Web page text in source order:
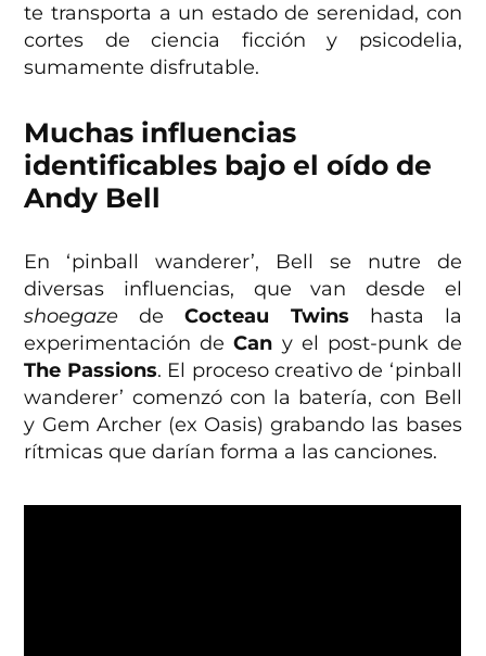
te transporta a un estado de serenidad, con
cortes de ciencia ficción y psicodelia,
sumamente disfrutable.
Muchas influencias
identificables bajo el oído de
Andy Bell
En ‘pinball wanderer’, Bell se nutre de
diversas influencias, que van desde el
shoegaze deCocteau Twins hasta la
experimentación deCan y el post-punk de
The Passions. El proceso creativo de ‘pinball
wanderer’ comenzó con la batería, con Bell
y Gem Archer (ex Oasis) grabando las bases
rítmicas que darían forma a las canciones.